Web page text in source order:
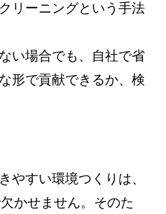
リーニングという手法
い場合でも、自社で省
形で貢献できるか、検
やすい環境つくりは、
かせません。そのた